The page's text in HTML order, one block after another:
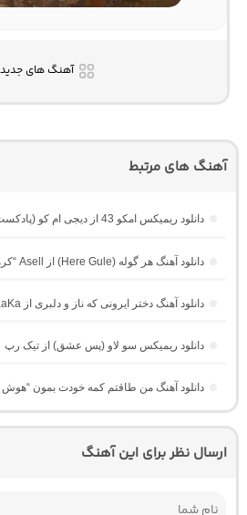
آهنگ های جدید
آهنگ های مرتبط
دانلود ریمیکس امکو 43 از دیجی ام کو (پادکست طولانی عاشقانه)
دانلود آهنگ هر گوله (Here Gule) از Asell “کرمانجی با صدای زن”
دانلود آهنگ دختر ایرونی که ناز و دلبری از themehro – KaKa
دانلود ریمیکس سو لاو (پس عشق) از تیک رپ
دانلود آهنگ من طاقتم کمه خودت بمون
ارسال نظر برای این آهنگ